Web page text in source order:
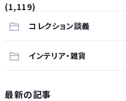
(1,119)
コレクション談義
インテリア・雑貨
最新の記事